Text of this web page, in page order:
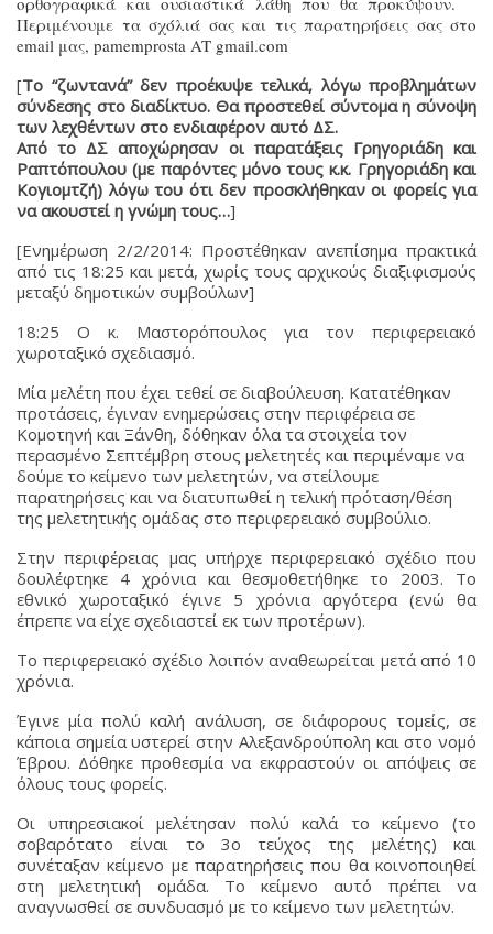
Περιμένουμε τα σχόλιά σας και τις παρατηρήσεις σας στο
email μας, pamemprosta AT gmail.com
[Το “ζωντανά” δεν προέκυψε τελικά, λόγω προβλημάτων
σύνδεσης στο διαδίκτυο. Θα προστεθεί σύντομα η σύνοψη
των λεχθέντων στο ενδιαφέρον αυτό ΔΣ.
Από το ΔΣ αποχώρησαν οι παρατάξεις Γρηγοριάδη και
Ραπτόπουλου (με παρόντες μόνο τους κ.κ. Γρηγοριάδη και
Κογιομτζή) λόγω του ότι δεν προσκλήθηκαν οι φορείς για
να ακουστεί η γνώμη τους…]
[Ενημέρωση 2/2/2014: Προστέθηκαν ανεπίσημα πρακτικά
από τις 18:25 και μετά, χωρίς τους αρχικούς διαξιφισμούς
μεταξύ δημοτικών συμβούλων]
18:25 Ο κ. Μαστορόπουλος για τον περιφερειακό
χωροταξικό σχεδιασμό.
Μία μελέτη που έχει τεθεί σε διαβούλευση. Κατατέθηκαν
προτάσεις, έγιναν ενημερώσεις στην περιφέρεια σε
Κομοτηνή και Ξάνθη, δόθηκαν όλα τα στοιχεία τον
περασμένο Σεπτέμβρη στους μελετητές και περιμέναμε να
δούμε το κείμενο των μελετητών, να στείλουμε
παρατηρήσεις και να διατυπωθεί η τελική πρόταση/θέση
της μελετητικής ομάδας στο περιφερειακό συμβούλιο.
Στην περιφέρειας μας υπήρχε περιφερειακό σχέδιο που
δουλέφτηκε 4 χρόνια και θεσμοθετήθηκε το 2003. Το
εθνικό χωροταξικό έγινε 5 χρόνια αργότερα (ενώ θα
έπρεπε να είχε σχεδιαστεί εκ των προτέρων).
Το περιφερειακό σχέδιο λοιπόν αναθεωρείται μετά από 10
χρόνια.
Έγινε μία πολύ καλή ανάλυση, σε διάφορους τομείς, σε
κάποια σημεία υστερεί στην Αλεξανδρούπολη και στο νομό
Έβρου. Δόθηκε προθεσμία να εκφραστούν οι απόψεις σε
όλους τους φορείς.
Οι υπηρεσιακοί μελέτησαν πολύ καλά το κείμενο (το
σοβαρότατο είναι το 3ο τεύχος της μελέτης) και
συνέταξαν κείμενο με παρατηρήσεις που θα κοινοποιηθεί
στη μελετητική ομάδα. Το κείμενο αυτό πρέπει να
αναγνωσθεί σε συνδυασμό με το κείμενο των μελετητών.